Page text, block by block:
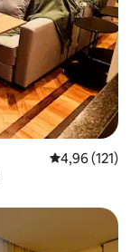
Prosječna
4,96 (121)